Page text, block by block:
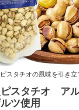
スタチオの風味を引き立
スタチオ ア
ツ使用